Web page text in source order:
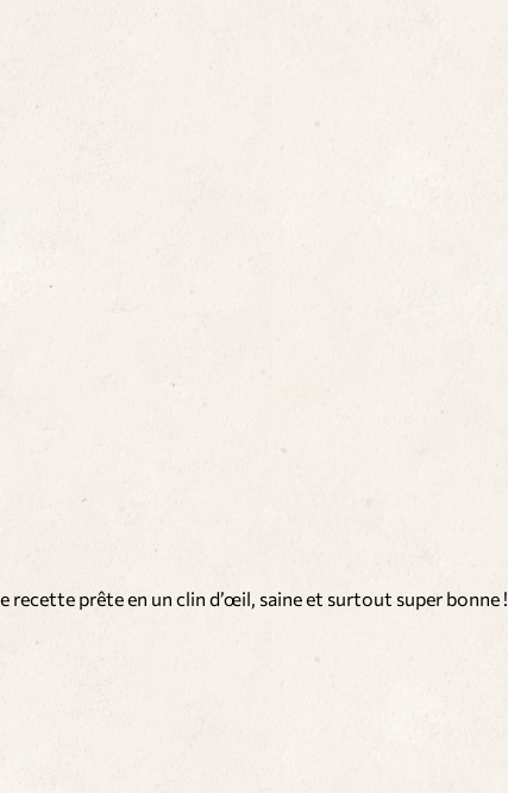
prête en un clin d’œil, saine et surtout super bonne !